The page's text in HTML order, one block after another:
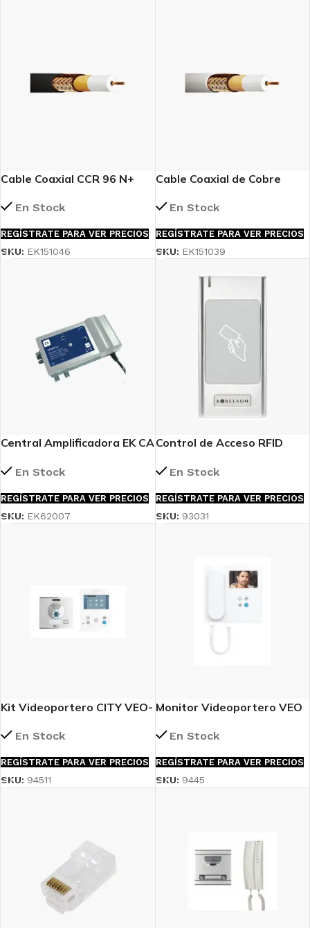
Cable Coaxial CCR 96 N+
100m (Ref. 151046)
En Stock
REGÍSTRATE PARA VER PRECIOS
SKU: EK151046
Cable Coaxial de Cobre
LSZH – Bobina 100m (Ref.
En Stock
REGÍSTRATE PARA VER PRECIOS
SKU: EK151039
Central Amplificadora EK CA
En Stock
REGÍSTRATE PARA VER PRECIOS
SKU: EK62007
Control de Acceso RFID
En Stock
REGÍSTRATE PARA VER PRECIOS
SKU: 93031
Kit Videoportero CITY VEO-
Fermax (Ref. 94511)
En Stock
REGÍSTRATE PARA VER PRECIOS
SKU: 94511
Monitor Videoportero VEO
(Ref. 9445)
En Stock
REGÍSTRATE PARA VER PRECIOS
SKU: 9445